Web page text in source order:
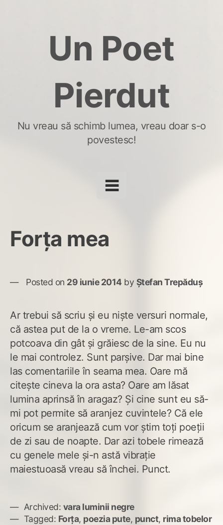
Un Poet
Pierdut
Nu vreau să schimb lumea, vreau doar s-o
povestesc!
Forţa mea
Posted on 29 iunie 2014 by Ștefan Trepăduș
Ar trebui să scriu şi eu nişte versuri normale,
că astea put de la o vreme. Le-am scos
potcoava din gât şi grăiesc de la sine. Eu nu
le mai controlez. Sunt parşive. Dar mai bine
las comentariile în seama mea. Oare mă
citeşte cineva la ora asta? Oare am lăsat
lumina aprinsă în aragaz? Şi cine sunt eu să-
mi pot permite să aranjez cuvintele? Că ele
oricum se aranjează cum vor ştim toţi poeţii
de zi sau de noapte. Dar azi tobele rimează
cu genele mele şi-n astă vibraţie
maiestuoasă vreau să închei. Punct.
Archived: vara luminii negre
Tagged: Forța, poezia pute, punct, rima tobelor